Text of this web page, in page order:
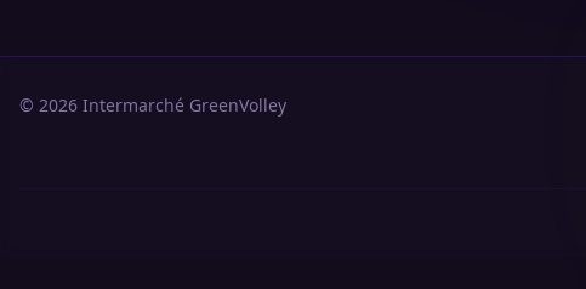
© 2026 Intermarché GreenVolley